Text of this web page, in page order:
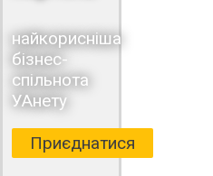
найкорисніша
бізнес-
спільнота
УАнету
Приєднатися